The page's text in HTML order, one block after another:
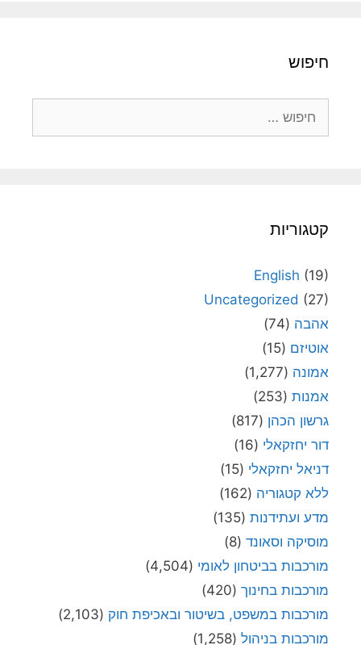
חיפוש
קטגוריות
English (19)
Uncategorized (27)
אהבה (74)
אוטיזם (15)
אמונה (1,277)
אמנות (253)
גרשון הכהן (817)
דור יחזקאלי (16)
דניאל יחזקאלי (15)
ללא קטגוריה (162)
מדע ועתידנות (135)
מוסיקה וסאונד (8)
מורכבות בביטחון לאומי (4,504)
מורכבות בחינוך (420)
מורכבות במשפט, בשיטור ובאכיפת חוק (2,103)
מורכבות בניהול (1,258)